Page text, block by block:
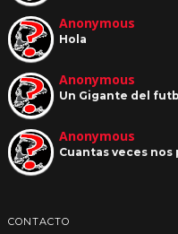
Anonymous
Hola
Anonymous
Un Gigante del
Anonymous
Cuantas veces nos
CONTACTO